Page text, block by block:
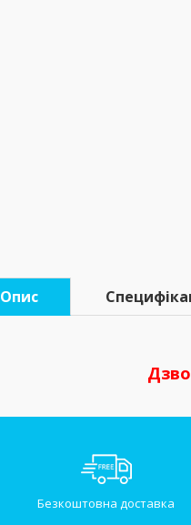
Опис
Безкоштовна доставка